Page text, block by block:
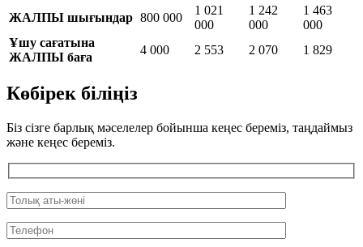
ЖАЛПЫ шығындар 800 000
1 021
000
1 242
000
1 463
000
Ұшу сағатына
ЖАЛПЫ баға
4 000 2 553 2 070 1 829
Көбірек біліңіз
Біз сізге барлық мәселелер бойынша кеңес береміз, таңдаймыз
және кеңес береміз.